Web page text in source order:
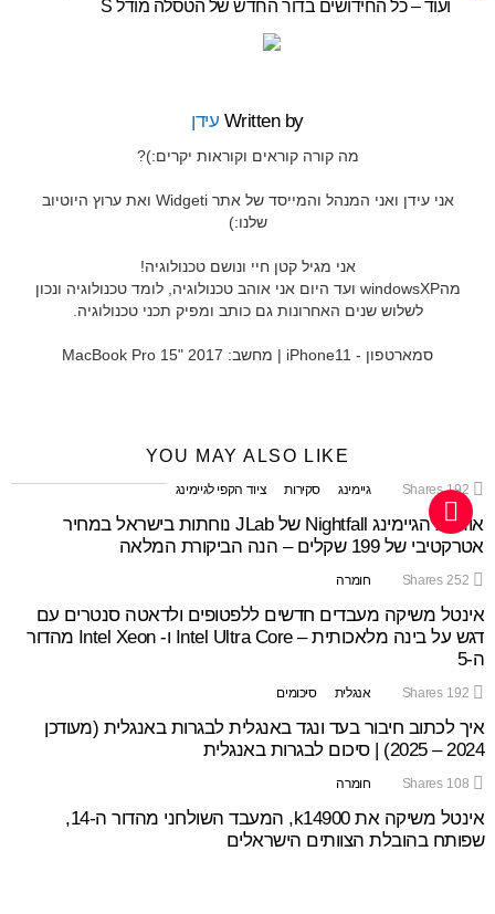
ועוד – כל החידושים בדור החדש של הטסלה מודל S
Written by עידן
מה קורה קוראים וקוראות יקרים:)?
אני עידן ואני המנהל והמייסד של אתר Widgeti ואת ערוץ היוטיוב
שלנו:)
אני מגיל קטן חיי ונושם טכנולוגיה!
מהwindowsXP ועד היום אני אוהב טכנולוגיה, לומד טכנולוגיה ונכון
לשלוש שנים האחרונות גם כותב ומפיק תכני טכנולוגיה.
סמארטפון - iPhone11 | מחשב: MacBook Pro 15" 2017
YOU MAY ALSO LIKE
192
Shares גיימינג סקירות ציוד הקפי לגיימינג
אוזניות הגיימינג Nightfall של JLab נוחתות בישראל במחיר
אטרקטיבי של 199 שקלים – הנה הביקורת המלאה
252
Shares חומרה
אינטל משיקה מעבדים חדשים ללפטופים ולדאטה סנטרים עם
דגש על בינה מלאכותית – Intel Ultra Core ו- Intel Xeon מהדור
ה-5
192
Shares אנגלית סיכומים
איך לכתוב חיבור בעד ונגד באנגלית לבגרות באנגלית (מעודכן
2024 – 2025) | סיכום לבגרות באנגלית
108
Shares חומרה
אינטל משיקה את k14900, המעבד השולחני מהדור ה-14,
שפותח בהובלת הצוותים הישראלים